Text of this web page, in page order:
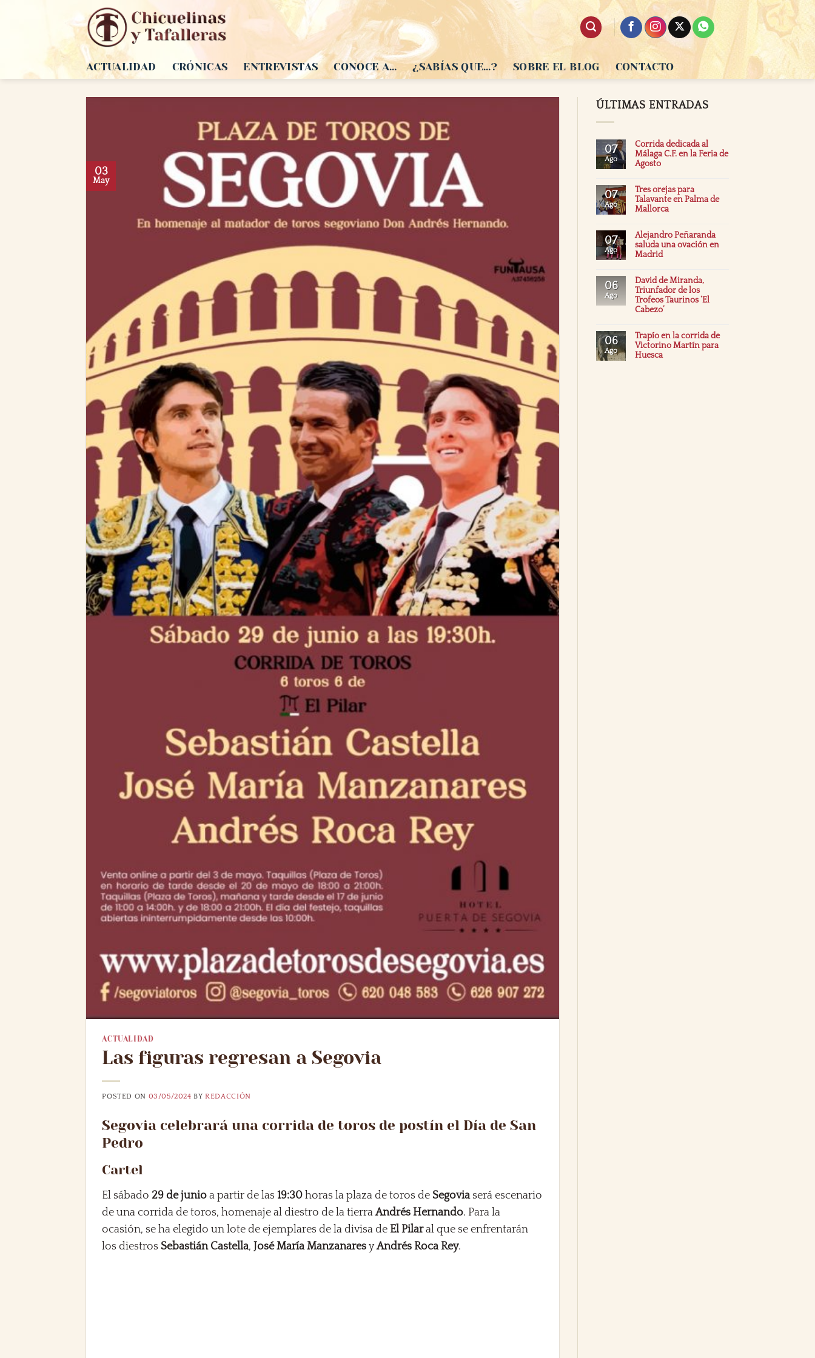
ACTUALIDAD
CRÓNICAS ENTREVISTAS CONOCE A… ¿SABÍAS QUE…? SOBRE EL BLOG CONTACTO
03
May
ACTUALIDAD
Las figuras regresan a Segovia
POSTED ON 03/05/2024 BYREDACCIÓN
Segovia celebrará una corrida de toros de postín el Día de San
Pedro
Cartel
El sábado29 de junio a partir de las19:30 horas la plaza de toros de Segoviaserá escenario
de una corrida de toros, homenaje al diestro de la tierraAndrés Hernando. Para la
ocasión, se ha elegido un lote de ejemplares de la divisa deEl Pilaral que se enfrentarán
los diestros Sebastián Castella,José María Manzanares yAndrés Roca Rey.
ÚLTIMAS ENTRADAS
07
Ago
Corrida dedicada al
Málaga C.F. en la Feria de
Agosto
07
Ago
Tres orejas para
Talavante en Palma de
Mallorca
07
Ago
Alejandro Peñaranda
saluda una ovación en
Madrid
06
Ago
David de Miranda,
Triunfador de los
Trofeos Taurinos ‘El
Cabezo’
06
Ago
Trapío en la corrida de
Victorino Martín para
Huesca